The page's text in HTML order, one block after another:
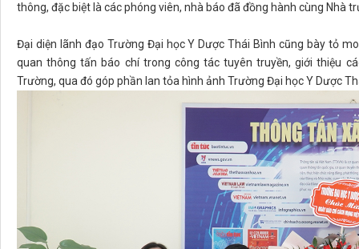
thông, đặc biệt là các phóng viên, nhà báo đã đồng hành cùng Nhà
Đại diện lãnh đạo Trường Đại học Y Dược Thái Bình cũng bày tỏ
quan thông tấn báo chí trong công tác tuyên truyền, giới thiệu
Trường, qua đó góp phần lan tỏa hình ảnh Trường Đại học Y Dược